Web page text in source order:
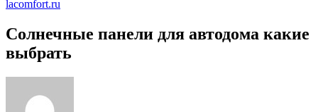
lacomfort.ru
Солнечные панели для автодома какие
выбрать